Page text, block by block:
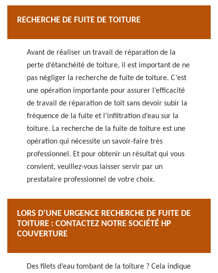
RECHERCHE DE FUITE DE TOITURE
Avant de réaliser un travail de réparation de la
perte d’étanchéité de toiture, il est important de ne
pas négliger la recherche de fuite de toiture. C’est
une opération importante pour assurer l’efficacité
de travail de réparation de toit sans devoir subir la
fréquence de la fuite et l’infiltration d’eau sur la
toiture. La recherche de la fuite de toiture est une
opération qui nécessite un savoir-faire très
professionnel. Et pour obtenir un résultat qui vous
convient, veuillez-vous laisser servir par un
prestataire professionnel de votre choix.
LORS D’UNE URGENCE RECHERCHE DE FUITE DE
TOITURE : CONTACTEZ NOTRE SOCIÉTÉ HP
COUVERTURE
Des filets d’eau tombant de la toiture ? Cela indique